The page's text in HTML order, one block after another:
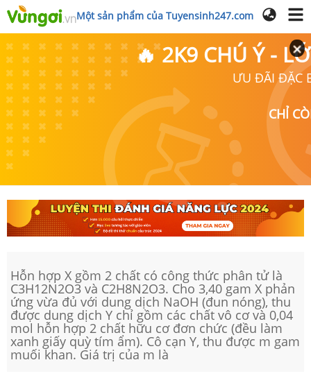
Một sản phẩm của Tuyensinh247.com
🔥 2K9 CHÚ Ý -
ƯU ĐÃI ĐẶC
CHỈ
Hỗn hợp X gồm 2 chất có công thức phân tử là
C3H12N2O3 và C2H8N2O3. Cho 3,40 gam X phản
ứng vừa đủ với dung dịch NaOH (đun nóng), thu
được dung dịch Y chỉ gồm các chất vô cơ và 0,04
mol hỗn hợp 2 chất hữu cơ đơn chức (đều làm
xanh giấy quỳ tím ẩm). Cô cạn Y, thu được m gam
muối khan. Giá trị của m là